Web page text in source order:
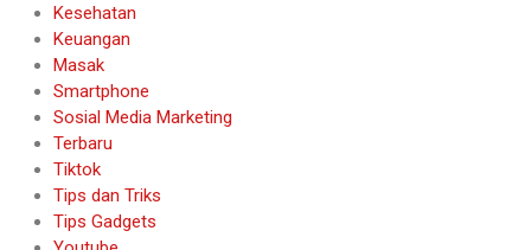
Kesehatan
Keuangan
Masak
Smartphone
Sosial Media Marketing
Terbaru
Tiktok
Tips dan Triks
Tips Gadgets